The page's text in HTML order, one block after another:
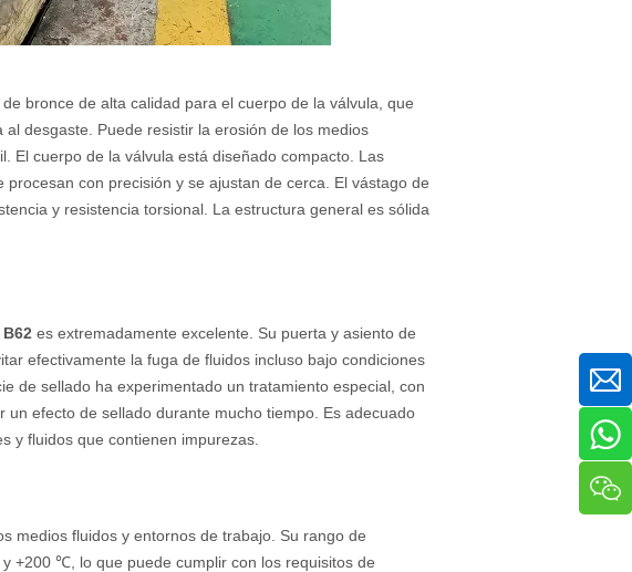
bronce de alta calidad para el cuerpo de la válvula, que
desgaste. Puede resistir la erosión de los medios
El cuerpo de la válvula está diseñado compacto. Las
con precisión y se ajustan de cerca. El vástago de
y resistencia torsional. La estructura general es sólida
es extremadamente excelente. Su puerta y asiento de
efectivamente la fuga de fluidos incluso bajo condiciones
de sellado ha experimentado un tratamiento especial, con
efecto de sellado durante mucho tiempo. Es adecuado
y fluidos que contienen impurezas.
medios fluidos y entornos de trabajo. Su rango de
+200 ℃, lo que puede cumplir con los requisitos de